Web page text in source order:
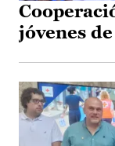
jóvenes